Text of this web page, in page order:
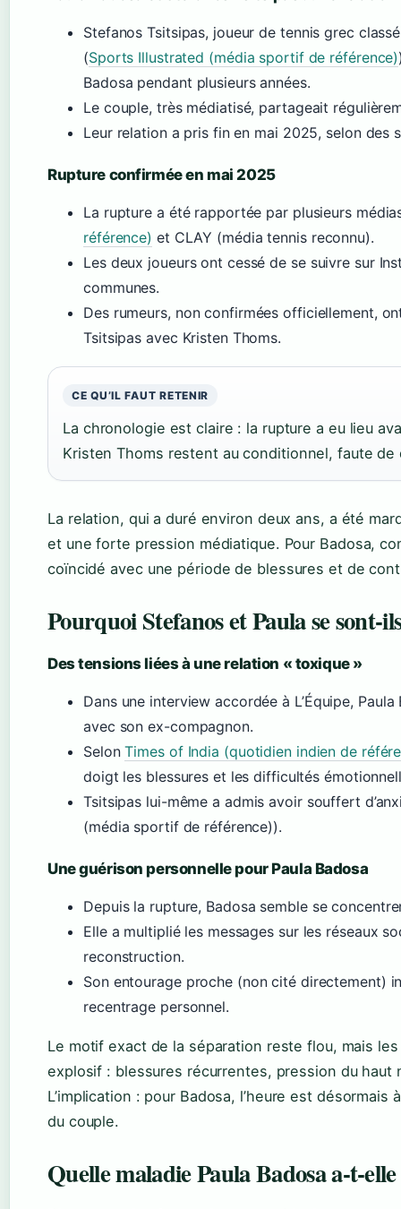
Stefanos Tsitsipas, joueur de tennis grec
(Sports Illustrated (média sportif de référence)
Badosa pendant plusieurs années.
Le couple, très médiatisé, partageait
Leur relation a pris fin en mai 2025, selon des
Rupture confirmée en mai 2025
La rupture a été rapportée par plusieurs
référence) et CLAY (média tennis reconnu).
Les deux joueurs ont cessé de se suivre sur
communes.
Des rumeurs, non confirmées officiellement,
Tsitsipas avec Kristen Thoms.
CE QU’IL FAUT RETENIR
La chronologie est claire : la rupture a eu lieu
Kristen Thoms restent au conditionnel, faute
La relation, qui a duré environ deux ans, a été
et une forte pression médiatique. Pour Badosa,
coïncidé avec une période de blessures et de
Pourquoi Stefanos et Paula se sont-
Des tensions liées à une relation « toxique »
Dans une interview accordée à L’Équipe,
avec son ex-compagnon.
SelonTimes of India (quotidien indien de
doigt les blessures et les difficultés
Tsitsipas lui-même a admis avoir souffert
(média sportif de référence)).
Une guérison personnelle pour Paula Badosa
Depuis la rupture, Badosa semble se
Elle a multiplié les messages sur les réseaux
reconstruction.
Son entourage proche (non cité directement)
recentrage personnel.
Le motif exact de la séparation reste flou, mais
explosif : blessures récurrentes, pression du
L’implication : pour Badosa, l’heure est
du couple.
Quelle maladie Paula Badosa a-t-